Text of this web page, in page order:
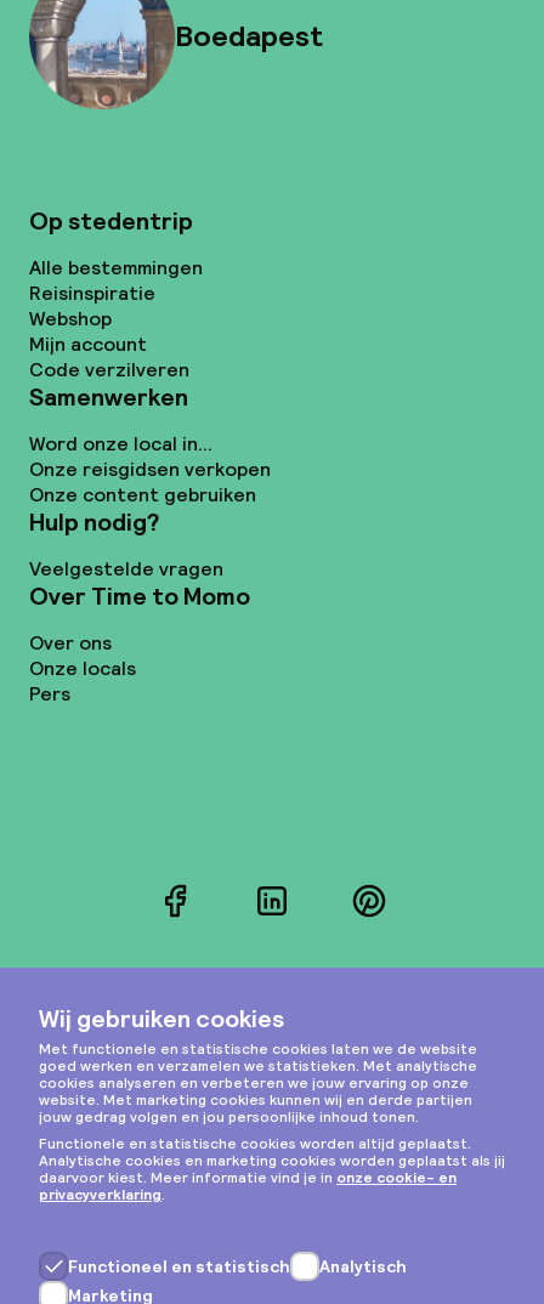
Boedapest
Op stedentrip
Alle bestemmingen
Reisinspiratie
Webshop
Mijn account
Code verzilveren
Samenwerken
Word onze local in...
Onze reisgidsen verkopen
Onze content gebruiken
Hulp nodig?
Veelgestelde vragen
Over Time to Momo
Over ons
Onze locals
Pers
FacebookLinkedInPinterest
Instagram
Privacy & cookies
Algemene voorwaarden